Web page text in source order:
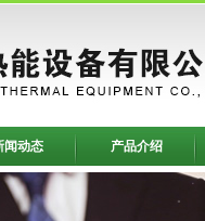
闻动态 产品介绍